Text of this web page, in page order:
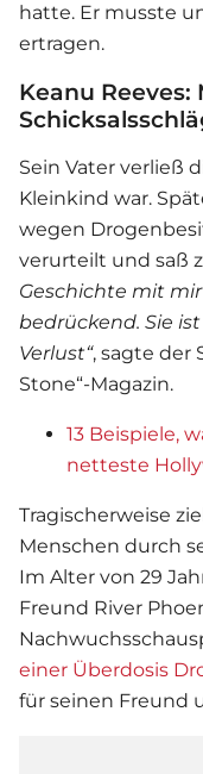
hatte. Er musste
ertragen.
Keanu Reeves:
Sein Vater verließ
Kleinkind war.
wegen
verurteilt und saß
Geschichte mit
bedrückend. Sie
Verlust“, sagte der
Stone“-Magazin.
13 Beispiele,
netteste
Tragischerweise
Menschen durch
Im Alter von 29
Freund River
einer Überdosis
für seinen Freund